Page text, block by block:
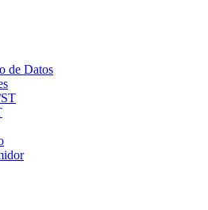
de Datos
in
new
window
in
Opens